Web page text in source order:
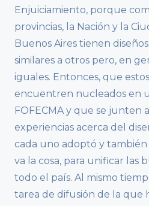
Enjuiciamiento, porque
provincias, la Nación y la
Buenos Aires tienen
similares a otros pero, en
iguales. Entonces, que
encuentren nucleados en
FOFECMA y que se junten
experiencias acerca del
cada uno adoptó y
va la cosa, para unificar las
todo el país. Al mismo
tarea de difusión de la que